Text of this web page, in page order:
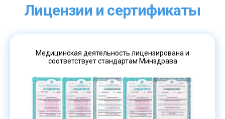
Лицензии и сертификаты
Медицинская деятельность лицензирована и
соответствует стандартам Минздрава